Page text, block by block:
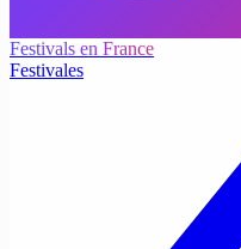
Festivals en France
Festivales